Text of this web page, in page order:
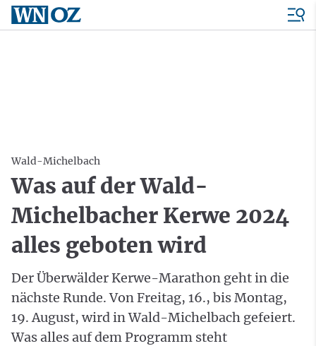
Wald-Michelbach
Was auf der Wald-
Michelbacher Kerwe 2024
alles geboten wird
Der Überwälder Kerwe-Marathon geht in die
nächste Runde. Von Freitag, 16., bis Montag,
19. August, wird in Wald-Michelbach gefeiert.
Was alles auf dem Programm steht